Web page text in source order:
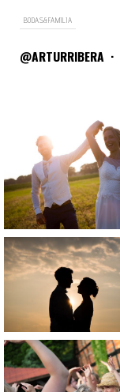
BODAS&FAMILIA
@ARTURRIBERA